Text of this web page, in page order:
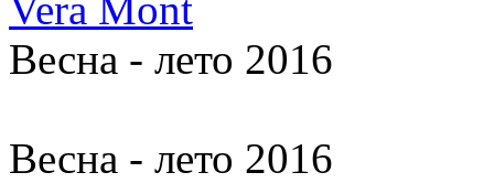
Весна - лето 2016
Весна - лето 2016